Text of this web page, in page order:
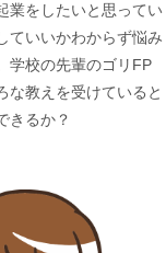
業をしたいと思ってい
ていいかわからず悩み
学校の先輩のゴリFP
な教えを受けていると
きるか？